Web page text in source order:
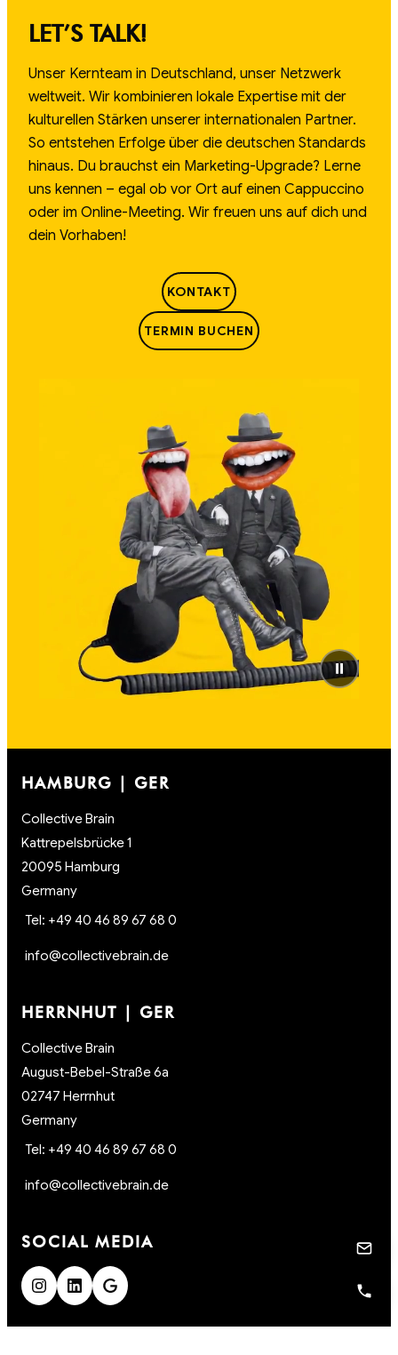
LET’S TALK!
Unser Kernteam in Deutschland, unser Netzwerk
weltweit. Wir kombinieren lokale Expertise mit der
kulturellen Stärken unserer internationalen Partner.
So entstehen Erfolge über die deutschen Standards
hinaus. Du brauchst ein Marketing-Upgrade? Lerne
uns kennen – egal ob vor Ort auf einen Cappuccino
oder im Online-Meeting. Wir freuen uns auf dich und
dein Vorhaben!
KONTAKT
TERMIN BUCHEN
⏸
HAMBURG | GER
Collective Brain
Kattrepelsbrücke 1
20095 Hamburg
Germany
Tel: +49 40 46 89 67 68 0
info@collectivebrain.de
HERRNHUT | GER
Collective Brain
August-Bebel-Straße 6a
02747 Herrnhut
Germany
Tel: +49 40 46 89 67 68 0
info@collectivebrain.de
SOCIAL MEDIA